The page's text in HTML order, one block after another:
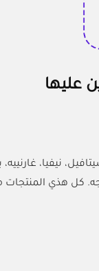
عليها
نيفيا، غارنييه،